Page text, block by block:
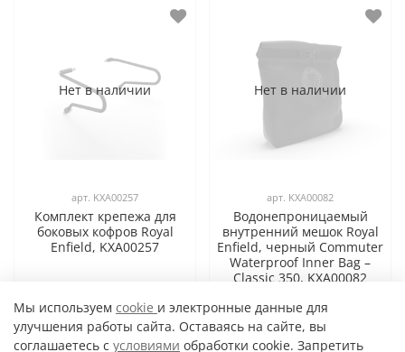
Нет в наличии
арт. KXA00257
Комплект крепежа для
боковых кофров Royal
Enfield, KXA00257
15 450 ₽
Подробнее
Нет в наличии
арт. KXA00082
Водонепроницаемый
внутренний мешок Royal
Enfield, черный Commuter
Waterproof Inner Bag –
Classic 350, KXA00082
2 550 ₽
Подробнее
Мы используем cookie и электронные данные для
улучшения работы сайта. Оставаясь на сайте, вы
соглашаетесь с условиями обработки cookie. Запретить